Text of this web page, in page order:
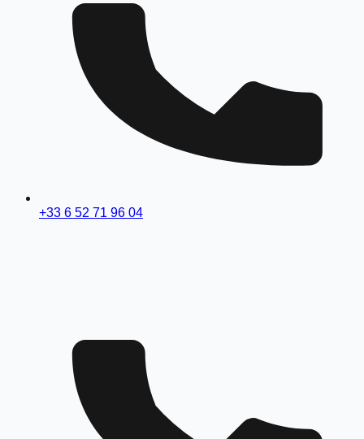
+33 6 52 71 96 04